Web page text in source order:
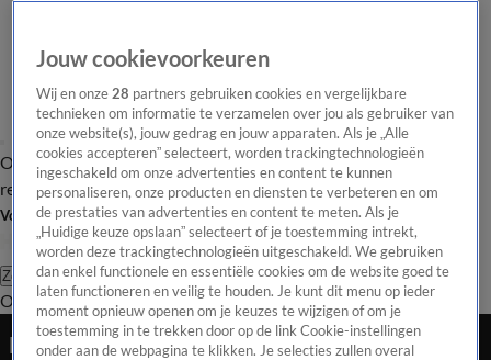
Overzicht Laatste nieuws Regionieuws Het beste van Hart
Tip de
redactie
Volg Hart van Nederland
Zoeken
OverzichtRegioUitzendingenWeerTip de redactiePanelVideo's
Fietser (22) overleden bij aanrijding in
Jouw cookievoorkeuren
Wij en onze28 partners gebruiken cookies en vergelijkbare
technieken om informatie te verzamelen over jou als gebruiker van
onze website(s), jouw gedrag en jouw apparaten. Als je „Alle
cookies accepteren” selecteert, worden trackingtechnologieën
ingeschakeld om onze advertenties en content te kunnen
personaliseren, onze producten en diensten te verbeteren en om
de prestaties van advertenties en content te meten. Als je
„Huidige keuze opslaan” selecteert of je toestemming intrekt,
worden deze trackingtechnologieën uitgeschakeld. We gebruiken
dan enkel functionele en essentiële cookies om de website goed te
laten functioneren en veilig te houden. Je kunt dit menu op ieder
moment opnieuw openen om je keuzes te wijzigen of om je
toestemming in te trekken door op de link Cookie-instellingen
onder aan de webpagina te klikken. Je selecties zullen overal